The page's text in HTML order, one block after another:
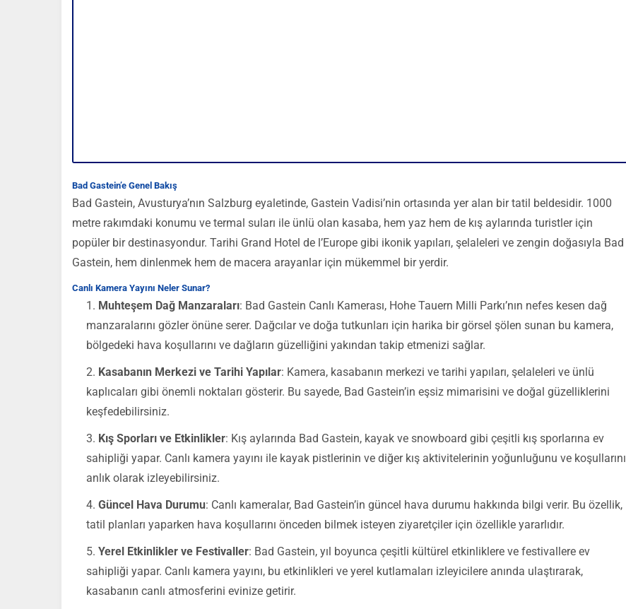
Bad Gastein’e Genel Bakış
Bad Gastein, Avusturya’nın Salzburg eyaletinde, Gastein Vadisi’nin ortasında yer alan bir tatil beldesidir. 1000
metre rakımdaki konumu ve termal suları ile ünlü olan kasaba, hem yaz hem de kış aylarında turistler için
popüler bir destinasyondur. Tarihi Grand Hotel de l’Europe gibi ikonik yapıları, şelaleleri ve zengin doğasıyla Bad
Gastein, hem dinlenmek hem de macera arayanlar için mükemmel bir yerdir.
Canlı Kamera Yayını Neler Sunar?
Muhteşem Dağ Manzaraları: Bad Gastein Canlı Kamerası, Hohe Tauern Milli Parkı’nın nefes kesen dağ
manzaralarını gözler önüne serer. Dağcılar ve doğa tutkunları için harika bir görsel şölen sunan bu kamera,
bölgedeki hava koşullarını ve dağların güzelliğini yakından takip etmenizi sağlar.
Kasabanın Merkezi ve Tarihi Yapılar: Kamera, kasabanın merkezi ve tarihi yapıları, şelaleleri ve ünlü
kaplıcaları gibi önemli noktaları gösterir. Bu sayede, Bad Gastein’in eşsiz mimarisini ve doğal güzelliklerini
keşfedebilirsiniz.
Kış Sporları ve Etkinlikler: Kış aylarında Bad Gastein, kayak ve snowboard gibi çeşitli kış sporlarına ev
sahipliği yapar. Canlı kamera yayını ile kayak pistlerinin ve diğer kış aktivitelerinin yoğunluğunu ve koşullarını
anlık olarak izleyebilirsiniz.
Güncel Hava Durumu: Canlı kameralar, Bad Gastein’in güncel hava durumu hakkında bilgi verir. Bu özellik,
tatil planları yaparken hava koşullarını önceden bilmek isteyen ziyaretçiler için özellikle yararlıdır.
Yerel Etkinlikler ve Festivaller: Bad Gastein, yıl boyunca çeşitli kültürel etkinliklere ve festivallere ev
sahipliği yapar. Canlı kamera yayını, bu etkinlikleri ve yerel kutlamaları izleyicilere anında ulaştırarak,
kasabanın canlı atmosferini evinize getirir.